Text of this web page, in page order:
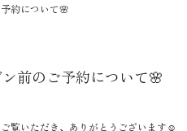
約について🌸
前のご予約について🌸
覧いただき、ありがとうございます☺️